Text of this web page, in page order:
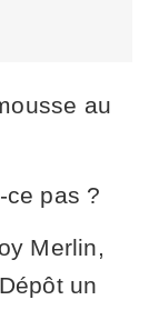
au
ce pas ?
Merlin,
un